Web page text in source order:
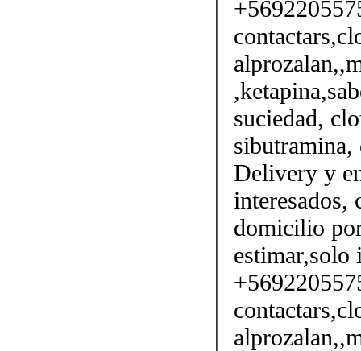
suciedad,
Delivery y
interesados,
domicilio
estimar,solo